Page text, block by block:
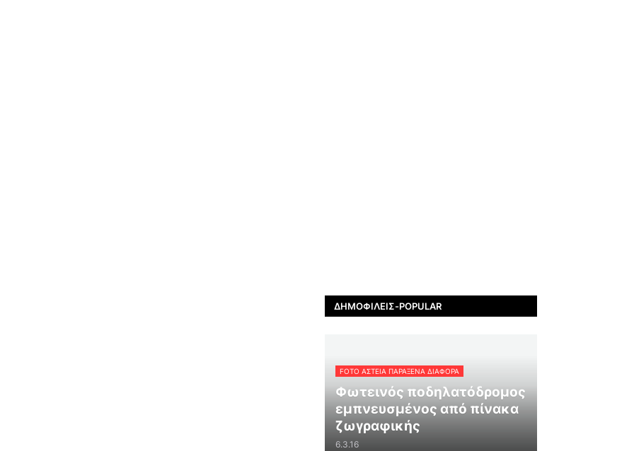
ΔΗΜΟΦΙΛΕΊΣ-POPULAR
FOTO ΑΣΤΕΙΑ ΠΑΡΑΞΕΝΑ ΔΙΑΦΟΡΑ
Φωτεινός ποδηλατόδρομος
εμπνευσμένος από πίνακα
ζωγραφικής
6.3.16